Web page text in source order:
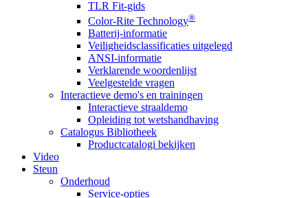
TLR Fit-gids
Color-Rite Technology®
Batterij-informatie
Veiligheidsclassificaties uitgelegd
ANSI-informatie
Verklarende woordenlijst
Veelgestelde vragen
Interactieve demo's en trainingen
Interactieve straaldemo
Opleiding tot wetshandhaving
Catalogus Bibliotheek
Productcatalogi bekijken
Video
Steun
Onderhoud
Service-opties